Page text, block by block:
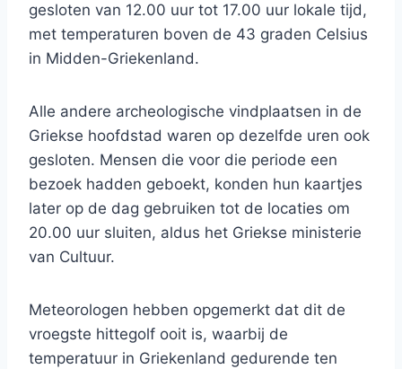
gesloten van 12.00 uur tot 17.00 uur lokale tijd,
met temperaturen boven de 43 graden Celsius
in Midden-Griekenland.
Alle andere archeologische vindplaatsen in de
Griekse hoofdstad waren op dezelfde uren ook
gesloten. Mensen die voor die periode een
bezoek hadden geboekt, konden hun kaartjes
later op de dag gebruiken tot de locaties om
20.00 uur sluiten, aldus het Griekse ministerie
van Cultuur.
Meteorologen hebben opgemerkt dat dit de
vroegste hittegolf ooit is, waarbij de
temperatuur in Griekenland gedurende ten